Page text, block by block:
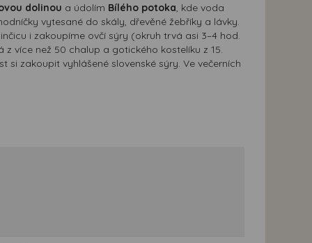
dolinou a údolím Bílého potoka, kde voda
vytesané do skály, dřevěné žebříky a lávky.
i zakoupíme ovčí sýry (okruh trvá asi 3–4 hod.
z více než 50 chalup a gotického kostelíku z 15.
zakoupit vyhlášené slovenské sýry. Ve večerních